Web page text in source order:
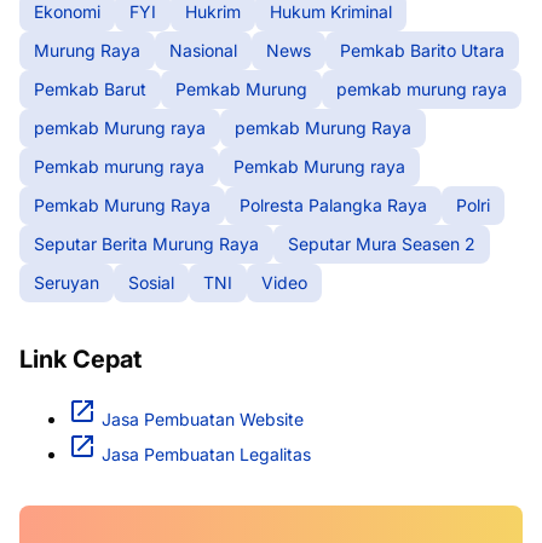
Ekonomi
FYI Hukrim
Hukum Kriminal
Murung Raya
Nasional News
Pemkab Barito Utara
Pemkab Barut
Pemkab Murung
pemkab murung raya
pemkab Murung raya
pemkab Murung Raya
Pemkab murung raya
Pemkab Murung raya
Pemkab Murung Raya
Polresta Palangka Raya
Polri
Seputar Berita Murung Raya
Seputar Mura Seasen 2
Seruyan
Sosial TNI Video
Link Cepat
Jasa Pembuatan Website
Jasa Pembuatan Legalitas